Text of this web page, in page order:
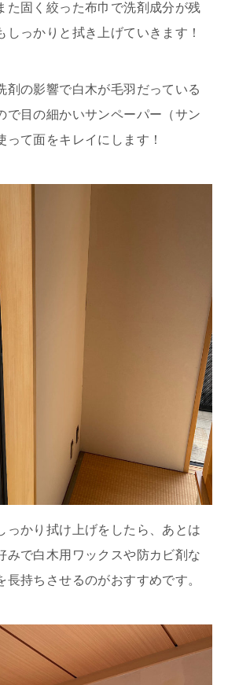
た固く絞った布巾で洗剤成分が残
しっかりと拭き上げていきます！
剤の影響で白木が毛羽だっている
で目の細かいサンペーパー（サン
って面をキレイにします！
っかり拭け上げをしたら、あとは
みで白木用ワックスや防カビ剤な
長持ちさせるのがおすすめです。